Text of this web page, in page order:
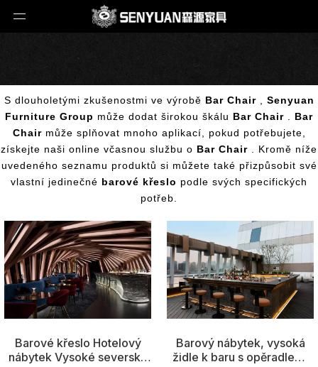
S dlouholetými zkušenostmi ve výrobě Bar Chair
Senyuan
Furniture Group může dodat širokou škálu Bar Chair
Bar
Chair může splňovat mnoho aplikací, pokud potřebujete,
získejte naši online včasnou službu o Bar Chair
. Kromě níže
uvedeného seznamu produktů si můžete také přizpůsobit své
vlastní jedinečné barové křeslo podle svých specifických
potřeb.
Barové křeslo Hotelový
nábytek Vysoké severské
Barový nábytek, vysoká
židle k baru s opěradlem,